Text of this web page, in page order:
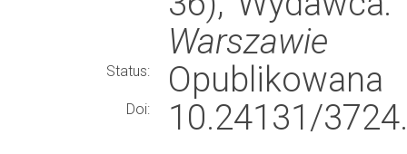
Warszawie
Status: Opublikowana
Doi:
10.24131/